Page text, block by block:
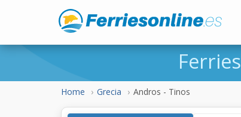
Ferries
Home Grecia Andros - Tinos